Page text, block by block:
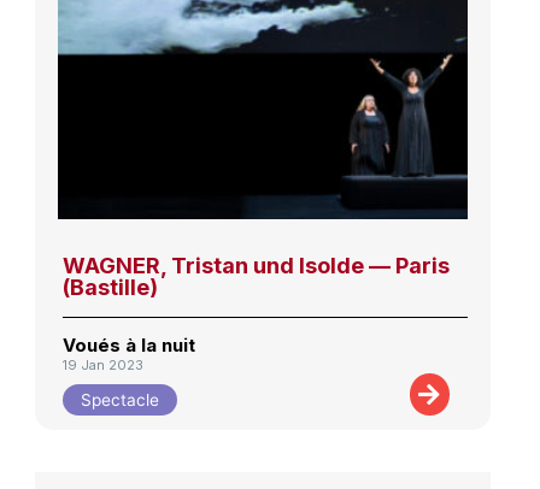
WAGNER, Tristan und Isolde — Paris
(Bastille)
Voués à la nuit
19 Jan 2023
Spectacle